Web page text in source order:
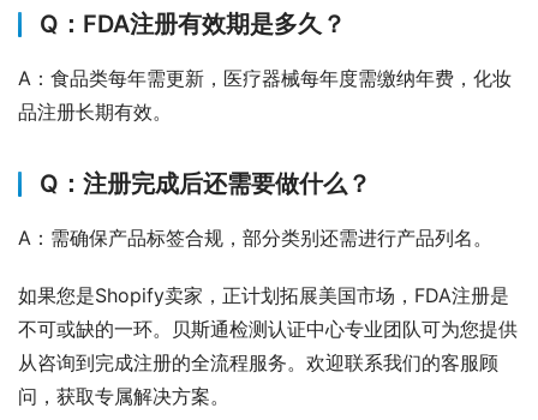
Q：FDA注册有效期是多久？
A：食品类每年需更新，医疗器械每年度需缴纳年费，化妆
品注册长期有效。
Q：注册完成后还需要做什么？
A：需确保产品标签合规，部分类别还需进行产品列名。
如果您是Shopify卖家，正计划拓展美国市场，FDA注册是
不可或缺的一环。贝斯通检测认证中心专业团队可为您提供
从咨询到完成注册的全流程服务。欢迎联系我们的客服顾
问，获取专属解决方案。